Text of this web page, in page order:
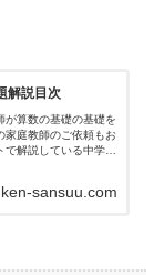
解説目次
が算数の基礎の基礎を
家庭教師のご依頼もお
解説している中学受
sansuu.com